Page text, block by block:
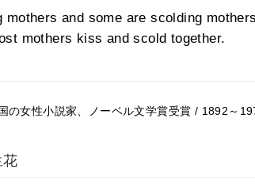
mothers and some are scolding
mothers kiss and scold together.
の女性小説家、ノーベル文学賞受賞 / 1892～
花